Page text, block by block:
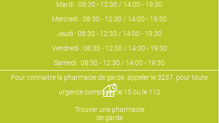
Mardi : 08:30 - 12:30 / 14:00 - 19:30
Mercredi : 08:30 - 12:30 / 14:00 - 19:30
Jeudi : 08:30 - 12:30 / 14:00 - 19:30
Vendredi : 08:30 - 12:30 / 14:00 - 19:30
Samedi : 08:30 - 12:30 / 14:00 - 19:30
Pour connaitre la pharmacie de garde, appeler le 3237, pour toute
urgence composez le 15 ou le 112
Trouver une pharmacie
de garde